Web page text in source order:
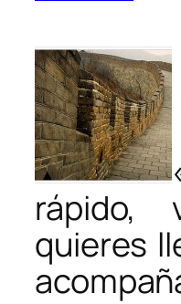
rápido,
quieres